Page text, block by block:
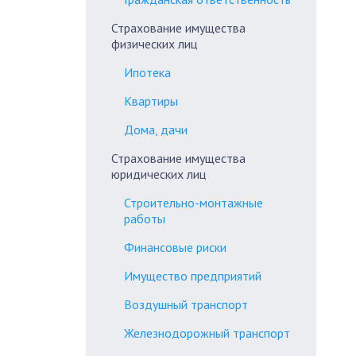
Страхование имущества
физических лиц
Ипотека
Квартиры
Дома, дачи
Страхование имущества
юридических лиц
Строительно-монтажные
работы
Финансовые риски
Имущество предприятий
Воздушный транспорт
Железнодорожный транспорт